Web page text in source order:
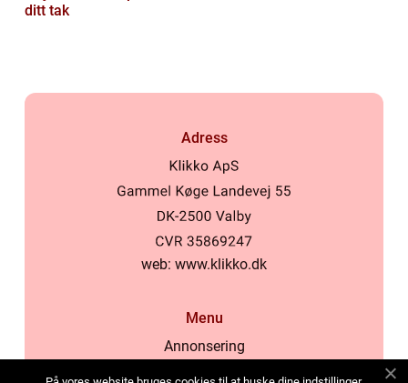
ditt tak
Adress
web: www.klikko.dk
Menu
Annonsering